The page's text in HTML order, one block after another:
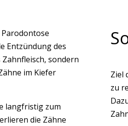
Entzündung des
sondern
im Kiefer
langfristig zum
die Zähne
Ziel
zu